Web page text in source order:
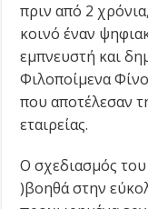
πριν από 2
κοινό έναν
εμπνευστή και
Φιλοποίμενα
που αποτέλεσαν
εταιρείας.
Ο σχεδιασμός
)βοηθά στην